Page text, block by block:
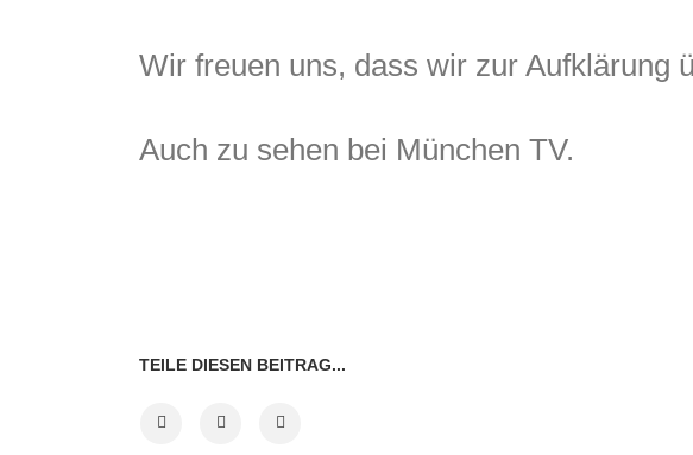
Wir freuen uns, dass wir zur Aufklärung
Auch zu sehen bei München TV.
TEILE DIESEN BEITRAG...